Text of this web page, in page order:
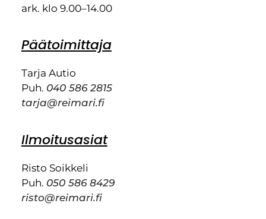
ark. klo 9.00–14.00
Päätoimittaja
Tarja Autio
Puh. 040 586 2815
tarja@reimari.fi
Ilmoitusasiat
Risto Soikkeli
Puh. 050 586 8429
risto@reimari.fi